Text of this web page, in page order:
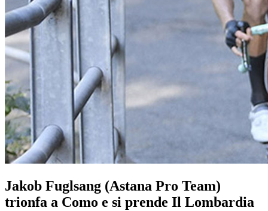
Jakob Fuglsang (Astana Pro Team)
trionfa a Como e si prende Il Lombardia